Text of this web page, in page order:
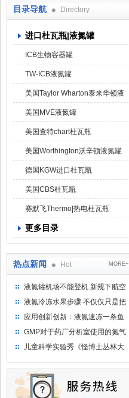
上海京工实业有限公司
目录导航 Directory
进口杜瓦瓶|液氮罐
ICB生物容器罐
TW-ICB液氮罐
美国Taylor Wharton泰来华顿液
氮罐
美国MVE液氮罐
美国查特chart杜瓦瓶
美国Worthington沃辛顿液氮罐
德国KGW进口杜瓦瓶
美国CBS杜瓦瓶
赛默飞Thermo|热电杜瓦瓶
更多目录
热点新闻 Hot MORE+
液氮罐机场不能登机 新规下航空
运输罐能否上飞机
液氮冷冻水果步骤 不仅仅只是把
水果扔到液氮中
应用创新创新：液氮速冻一条鱼
只需15分钟 保持活鲜一整年
GMP对于药厂分析室使用的氮气
钢瓶存放标准
儿童科学实验秀《怪博士丛林大
及